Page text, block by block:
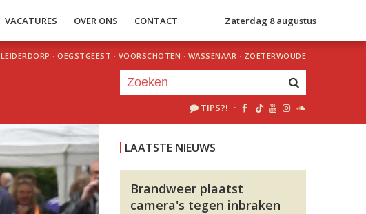
VACATURES OVER ONS CONTACT Zaterdag 8 augustus
LEIDERDORP · OEGSTGEEST · VOORSCHOTEN · WASSENAAR · ZOETERWOUDE
TIPS?! ·
LAATSTE NIEUWS
Brandweer plaatst
camera's tegen inbraken